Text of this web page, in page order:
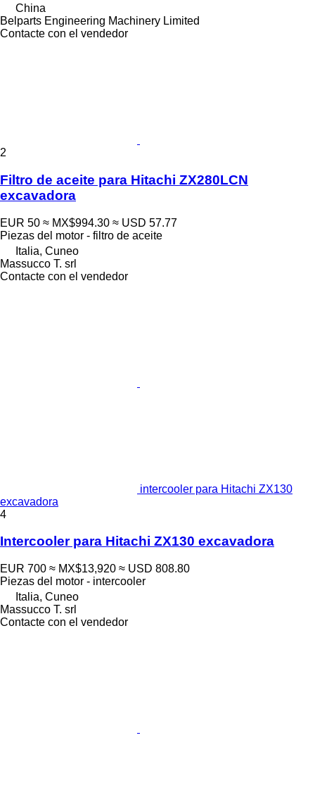
China
Belparts Engineering Machinery Limited
Contacte con el vendedor
2
Filtro de aceite para Hitachi ZX280LCN
excavadora
EUR 50 ≈ MX$994.30 ≈ USD 57.77
Piezas del motor - filtro de aceite
Italia, Cuneo
Massucco T. srl
Contacte con el vendedor
intercooler para Hitachi ZX130
excavadora
4
Intercooler para Hitachi ZX130 excavadora
EUR 700 ≈ MX$13,920 ≈ USD 808.80
Piezas del motor - intercooler
Italia, Cuneo
Massucco T. srl
Contacte con el vendedor